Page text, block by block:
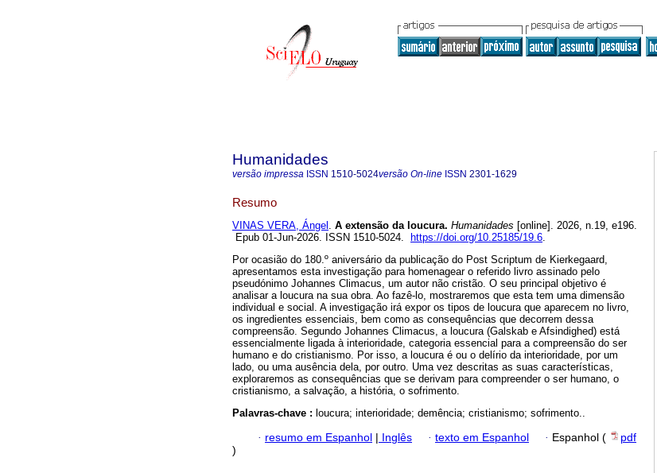
Humanidades
versão impressa ISSN 1510-5024versão On-line ISSN 2301-1629
Resumo
VINAS VERA, Ángel . A extensão da loucura. Humanidades [online]. 2026, n.19, e196.
Epub 01-Jun-2026. ISSN 1510-5024.
https://doi.org/10.25185/19.6.
Por ocasião do 180.º aniversário da publicação do Post Scriptum de Kierkegaard,
apresentamos esta investigação para homenagear o referido livro assinado pelo
pseudónimo Johannes Climacus, um autor não cristão. O seu principal objetivo é
analisar a loucura na sua obra. Ao fazê-lo, mostraremos que esta tem uma dimensão
individual e social. A investigação irá expor os tipos de loucura que aparecem no livro,
os ingredientes essenciais, bem como as consequências que decorrem dessa
compreensão. Segundo Johannes Climacus, a loucura (Galskab e Afsindighed) está
essencialmente ligada à interioridade, categoria essencial para a compreensão do ser
humano e do cristianismo. Por isso, a loucura é ou o delírio da interioridade, por um
lado, ou uma ausência dela, por outro. Uma vez descritas as suas características,
exploraremos as consequências que se derivam para compreender o ser humano, o
cristianismo, a salvação, a história, o sofrimento.
Palavras-chave : loucura; interioridade; demência; cristianismo; sofrimento..
· resumo em Espanhol | Inglês · texto em Espanhol · Espanhol (
pdf
)